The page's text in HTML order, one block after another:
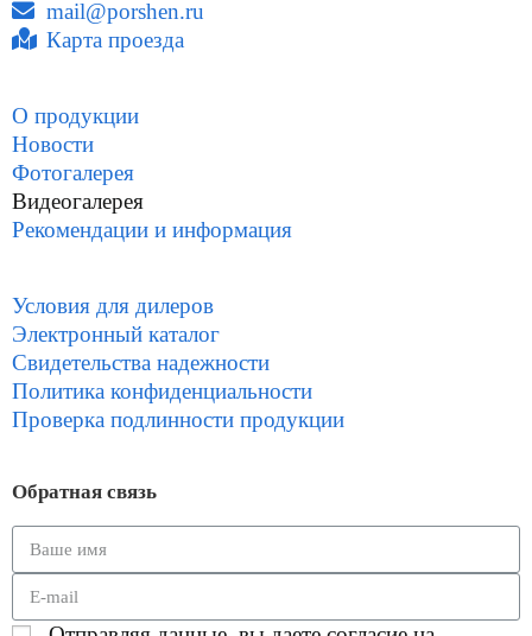
mail@porshen.ru
Карта проезда
О продукции
Новости
Фотогалерея
Видеогалерея
Рекомендации и информация
Условия для дилеров
Электронный каталог
Свидетельства надежности
Политика конфиденциальности
Проверка подлинности продукции
Обратная связь